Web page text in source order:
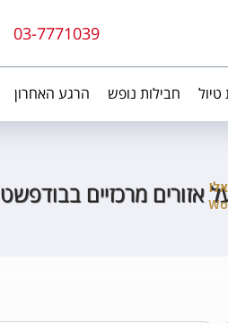
03-7771039
טיול חבילות נופש הרגע האחרון
אזורים מרכזיים בבודפשט